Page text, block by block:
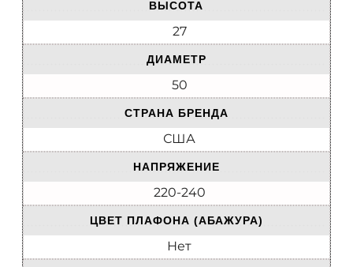
ВЫСОТА
27
ДИАМЕТР
50
СТРАНА БРЕНДА
США
НАПРЯЖЕНИЕ
220-240
ЦВЕТ ПЛАФОНА (АБАЖУРА)
Нет